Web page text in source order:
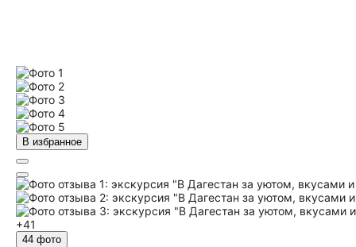
В избранное
+41
44 фото